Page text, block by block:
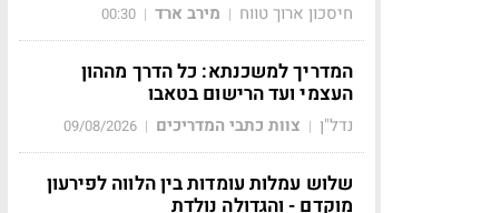
חיסכון ארוך טווח | מירב ארד |
00:30
המדריך למשכנתא: כל הדרך מההון
העצמי ועד הרישום בטאבו
נדל"ן | צוות כתבי המדריכים |
09/08/2026
שלוש עמלות עומדות בין הלווה לפירעון
מוקדם - והגדולה נולדת